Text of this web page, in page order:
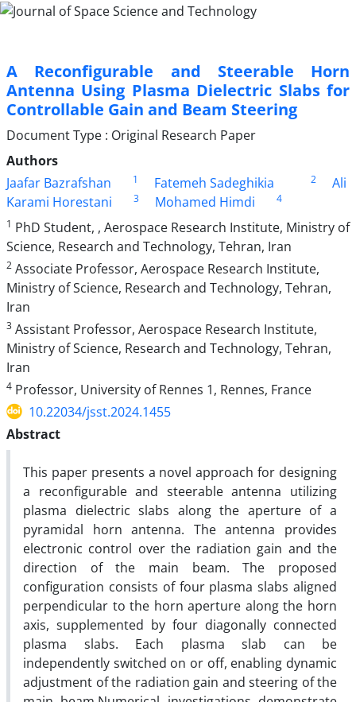
A Reconfigurable and Steerable Horn
Antenna Using Plasma Dielectric Slabs for
Controllable Gain and Beam Steering
Document Type : Original Research Paper
Authors
Jaafar Bazrafshan
1 Fatemeh Sadeghikia 2
Ali
Karami Horestani
3 Mohamed Himdi
4
1 PhD Student, , Aerospace Research Institute, Ministry of
Science, Research and Technology, Tehran, Iran
2 Associate Professor, Aerospace Research Institute,
Ministry of Science, Research and Technology, Tehran,
Iran
3 Assistant Professor, Aerospace Research Institute,
Ministry of Science, Research and Technology, Tehran,
Iran
4 Professor, University of Rennes 1, Rennes, France
10.22034/jsst.2024.1455
Abstract
This paper presents a novel approach for designing
a reconfigurable and steerable antenna utilizing
plasma dielectric slabs along the aperture of a
pyramidal horn antenna. The antenna provides
electronic control over the radiation gain and the
direction of the main beam. The proposed
configuration consists of four plasma slabs aligned
perpendicular to the horn aperture along the horn
axis, supplemented by four diagonally connected
plasma slabs. Each plasma slab can be
independently switched on or off, enabling dynamic
adjustment of the radiation gain and steering of the